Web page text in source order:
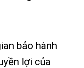
bảo hành
lợi của